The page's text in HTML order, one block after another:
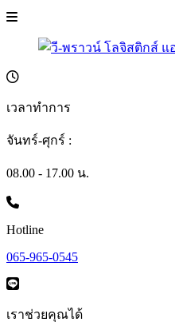
เวลาทำการ
จันทร์-ศุกร์ :
08.00 - 17.00 น.
Hotline
065-965-0545
เราช่วยคุณได้